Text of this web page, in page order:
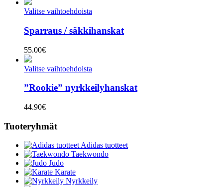
Valitse vaihtoehdoista
Sparraus / säkkihanskat
55.00€
Valitse vaihtoehdoista
”Rookie” nyrkkeilyhanskat
44.90€
Tuoteryhmät
Adidas tuotteet
Taekwondo
Judo
Karate
Nyrkkeily